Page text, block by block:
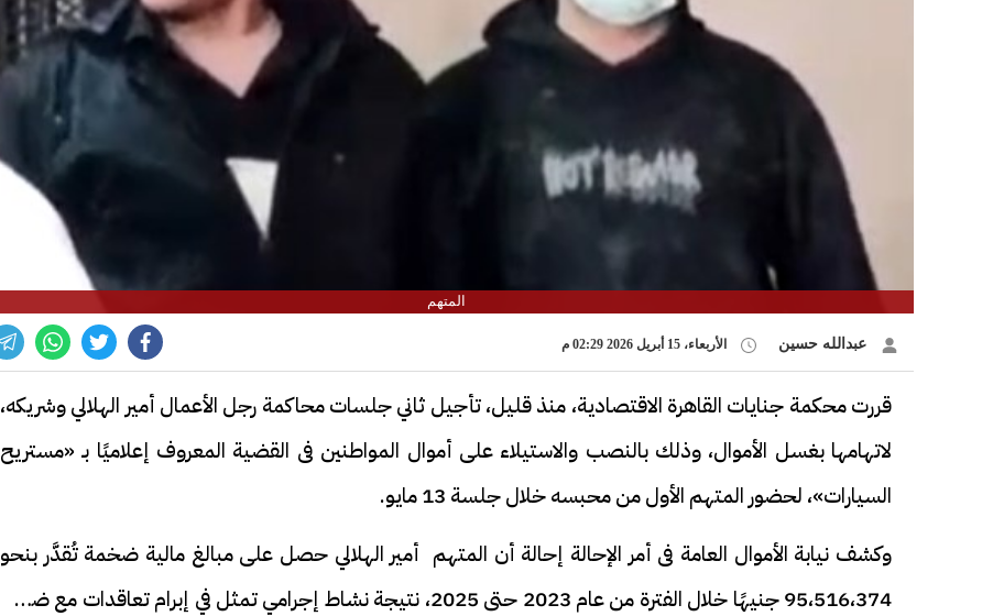
المتهم
عبدالله حسين الأربعاء، 15 أبريل 2026 02:29 م
قررت محكمة جنايات القاهرة الاقتصادية، منذ قليل، تأجيل ثاني جلسات محاكمة رجل الأعمال أمير الهلالي وشريكه،
لاتهامها بغسل الأموال، وذلك بالنصب والاستيلاء على أموال المواطنين فى القضية المعروف إعلاميًا بـ «مستريح
السيارات»، لحضور المتهم الأول من محبسه خلال جلسة 13 مايو.
وكشف نيابة الأموال العامة فى أمر الإحالة إحالة أن المتهم أمير الهلالي حصل على مبالغ مالية ضخمة تُقدَّر بنحو
95،516،374 جنيهًا خلال الفترة من عام 2023 حتى 2025، نتيجة نشاط إجرامي تمثل في إبرام تعاقدات مع ضحايا